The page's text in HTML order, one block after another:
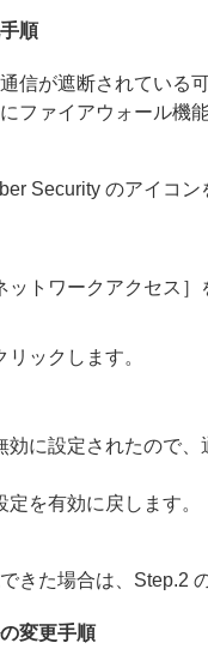
順
信が遮断されている
ファイアウォール機
Security のアイコ
トワークアクセス］
リックします。
効に設定されたので
を有効に戻します。
きた場合は、Step.2
変更手順